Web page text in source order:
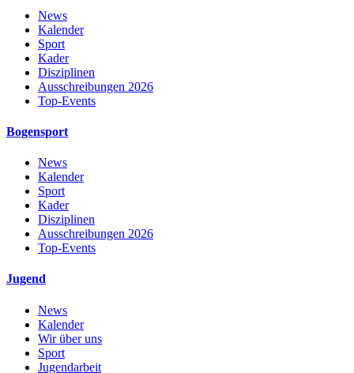
News
Kalender
Sport
Kader
Disziplinen
Ausschreibungen 2026
Top-Events
Bogensport
News
Kalender
Sport
Kader
Disziplinen
Ausschreibungen 2026
Top-Events
Jugend
News
Kalender
Wir über uns
Sport
Jugendarbeit